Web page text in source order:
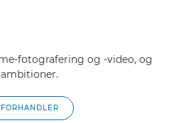
fotografering og -video, og